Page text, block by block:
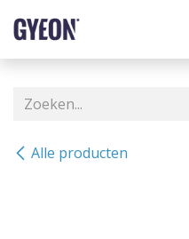
Alle producten